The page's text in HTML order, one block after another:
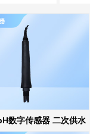
数字传感器 二次供水